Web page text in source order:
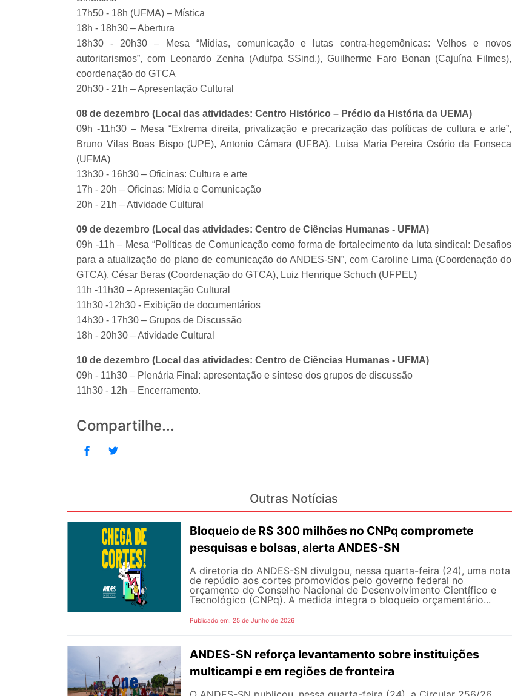
17h50 - 18h (UFMA) – Mística
18h - 18h30 – Abertura
18h30 - 20h30 – Mesa “Mídias, comunicação e lutas contra-hegemônicas: Velhos e novos
autoritarismos”, com Leonardo Zenha (Adufpa SSind.), Guilherme Faro Bonan (Cajuína Filmes),
coordenação do GTCA
20h30 - 21h – Apresentação Cultural
08 de dezembro (Local das atividades: Centro Histórico – Prédio da História da UEMA)
09h -11h30 – Mesa “Extrema direita, privatização e precarização das políticas de cultura e arte”,
Bruno Vilas Boas Bispo (UPE), Antonio Câmara (UFBA), Luisa Maria Pereira Osório da Fonseca
(UFMA)
13h30 - 16h30 – Oficinas: Cultura e arte
17h - 20h – Oficinas: Mídia e Comunicação
20h - 21h – Atividade Cultural
09 de dezembro (Local das atividades: Centro de Ciências Humanas - UFMA)
09h -11h – Mesa “Políticas de Comunicação como forma de fortalecimento da luta sindical: Desafios
para a atualização do plano de comunicação do ANDES-SN”, com Caroline Lima (Coordenação do
GTCA), César Beras (Coordenação do GTCA), Luiz Henrique Schuch (UFPEL)
11h -11h30 – Apresentação Cultural
11h30 -12h30 - Exibição de documentários
14h30 - 17h30 – Grupos de Discussão
18h - 20h30 – Atividade Cultural
10 de dezembro (Local das atividades: Centro de Ciências Humanas - UFMA)
09h - 11h30 – Plenária Final: apresentação e síntese dos grupos de discussão
11h30 - 12h – Encerramento.
Compartilhe...
Outras Notícias
Bloqueio de R$ 300 milhões no CNPq compromete
pesquisas e bolsas, alerta ANDES-SN
A diretoria do ANDES-SN divulgou, nessa quarta-feira (24), uma nota
de repúdio aos cortes promovidos pelo governo federal no
orçamento do Conselho Nacional de Desenvolvimento Científico e
Tecnológico (CNPq). A medida integra o bloqueio orçamentário...
Publicado em: 25 de Junho de 2026
ANDES-SN reforça levantamento sobre instituições
multicampi e em regiões de fronteira